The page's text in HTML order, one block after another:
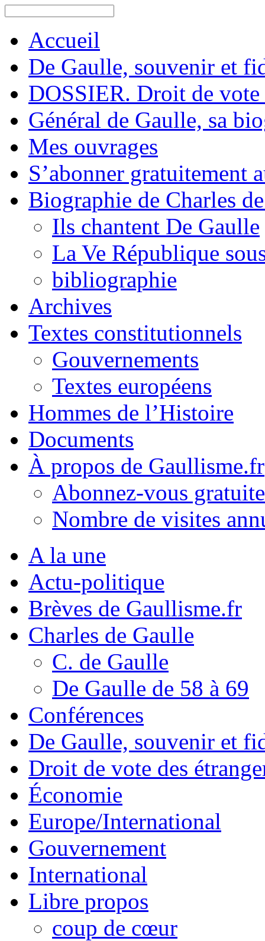
Accueil
De Gaulle, souvenir et
DOSSIER. Droit de vote
Général de Gaulle, sa
Mes ouvrages
S’abonner gratuitement
Biographie de Charles
Ils chantent De Gaulle
La Ve République
bibliographie
Archives
Textes constitutionnels
Gouvernements
Textes européens
Hommes de l’Histoire
Documents
À propos de Gaullisme.fr
Abonnez-vous
Nombre de visites
A la une
Actu-politique
Brèves de Gaullisme.fr
Charles de Gaulle
C. de Gaulle
De Gaulle de 58 à 69
Conférences
De Gaulle, souvenir et
Droit de vote des
Économie
Europe/International
Gouvernement
International
Libre propos
coup de cœur